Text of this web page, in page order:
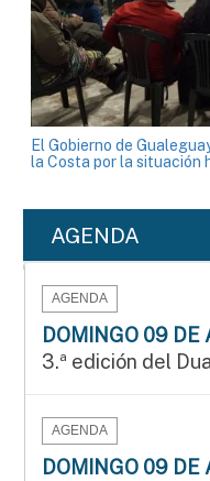
El Gobierno de
la Costa por la situación
AGENDA
AGENDA
DOMINGO 09 DE
3.ª edición del
AGENDA
DOMINGO 09 DE